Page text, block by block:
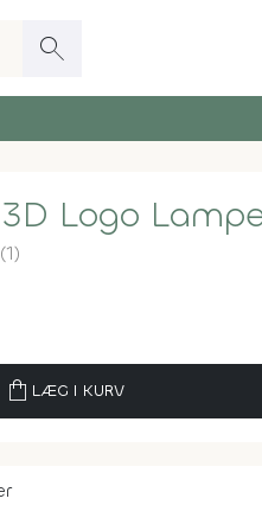
search
Logo
(1)
shopping_bag LÆG I KURV